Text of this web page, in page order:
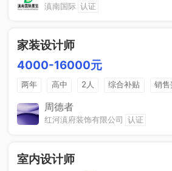
滇南国际 认证
家装设计师
4000-16000元
两年 高中 2人 综合补贴 销售
周德者
红河滇府装饰有限公司 认证
室内设计师